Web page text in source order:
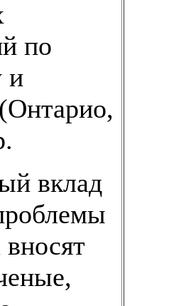
по
и
вклад
вносят